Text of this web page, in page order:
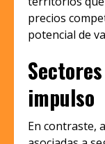
precios
potencial de
impulso
En contraste,